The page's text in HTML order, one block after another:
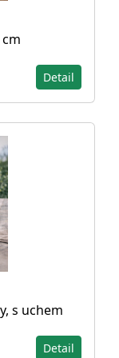
Detail
s uchem
Detail